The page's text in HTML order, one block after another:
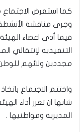
كما استعرض
وجرى مناقشة
فيما أدى اعضاء
التنفيذية لإنتقالي
مجددين ولائهم
واختتم الاجتماع
شانها ان تعزز أداء
المديرية ومواطنيها .